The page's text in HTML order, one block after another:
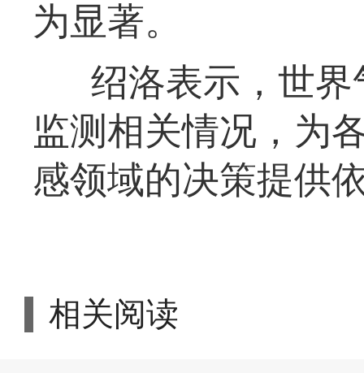
为显著。
绍洛表示，世
监测相关情况，为
感领域的决策提供
相关阅读